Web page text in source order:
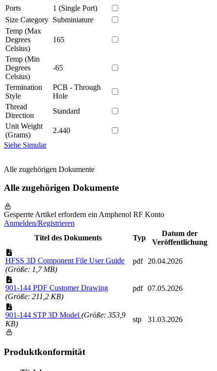
Ports
1 (Single Port)
Size Category Subminiature
Temp (Max
Degrees
Celsius)
165
Temp (Min
Degrees
Celsius)
-65
Termination
Style
PCB - Through
Hole
Thread
Direction
Standard
Unit Weight
(Grams)
2.440
Siehe Simular
Alle zugehörigen Dokumente
Alle zugehörigen Dokumente
Gesperrte Artikel erfordern ein Amphenol RF Konto
Anmelden/Registrieren
Titel des Dokuments
Typ
Datum der
Veröffentlichung
HFSS 3D Component File User Guide
(Größe: 1,7 MB)
pdf 20.04.2026
901-144 PDF Customer Drawing
(Größe: 211,2 KB)
pdf 07.05.2026
901-144 STP 3D Model (Größe: 353,9
KB)
stp 31.03.2026
Produktkonformität